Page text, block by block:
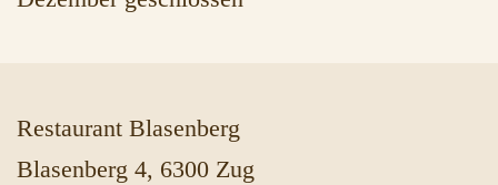
Restaurant Blasenberg
Blasenberg 4, 6300 Zug